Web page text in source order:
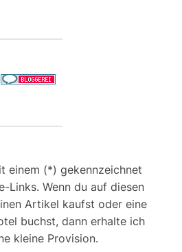
einem (*) gekennzeichnet
Links. Wenn du auf diesen
Artikel kaufst oder eine
buchst, dann erhalte ich
kleine Provision.